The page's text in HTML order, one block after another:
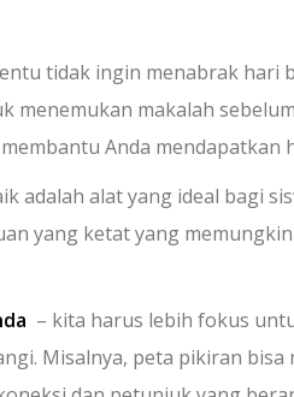
tidak ingin menabrak hari
menemukan makalah
Anda mendapatkan
adalah alat yang ideal bagi
yang ketat yang
– kita harus lebih fokus
Misalnya, peta pikiran